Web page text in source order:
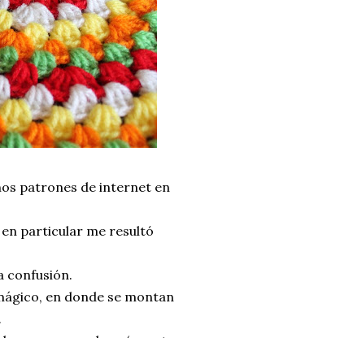
patrones de internet en
particular me resultó
confusión.
en donde se montan